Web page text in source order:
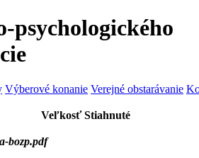
psychologického
Výberové konanie Verejné obstarávanie
Veľkosť Stiahnuté
bozp.pdf